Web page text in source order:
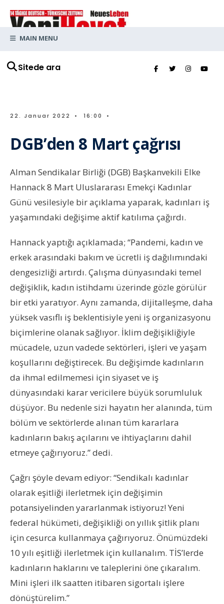
Sitede ara
MAIN MENU
22. Januar 2022 • 16:00 •
DGB’den 8 Mart çağrısı
Alman Sendikalar Birliği (DGB) Başkanvekili Elke
Hannack 8 Mart Uluslararası Emekçi Kadınlar
Günü vesilesiyle bir açıklama yaparak, kadınları iş
yaşamındaki değişime aktif katılıma çağırdı.
Hannack yaptığı açıklamada; “Pandemi, kadın ve
erkek arasındaki bakım ve ücretli iş dağılımındaki
dengesizliği artırdı. Çalışma dünyasındaki temel
değişiklik, kadın istihdamı üzerinde gözle görülür
bir etki yaratıyor. Aynı zamanda, dijitalleşme, daha
yüksek vasıflı iş beklentisiyle yeni iş organizasyonu
biçimlerine olanak sağlıyor. İklim değişikliğiyle
mücadele, uzun vadede sektörleri, işleri ve yaşam
koşullarını değiştirecek. Bu değişimde kadınların
da ihmal edilmemesi için siyaset ve iş
dünyasındaki karar vericilere büyük sorumluluk
düşüyor. Bu nedenle sizi hayatın her alanında, tüm
bölüm ve sektörlerde alınan tüm kararlara
kadınların bakış açılarını ve ihtiyaçlarını dahil
etmeye çağırıyoruz.” dedi.
Çağrı şöyle devam ediyor: “Sendikalı kadınlar
olarak eşitliği ilerletmek için değişimin
potansiyelinden yararlanmak istiyoruz! Yeni
federal hükümeti, değişikliği on yıllık şitlik planı
için cesurca kullanmaya çağırıyoruz. Önümüzdeki
10 yılı eşitliği ilerletmek için kullanalım. TİS’lerde
kadınların haklarını ve taleplerini öne çıkaralım.
Mini işleri ilk saatten itibaren sigortalı işlere
dönüştürelim.”